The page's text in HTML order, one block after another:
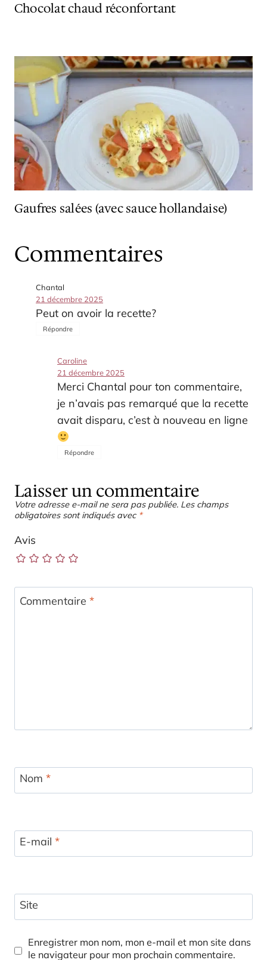
Chocolat chaud réconfortant
Gaufres salées (avec sauce hollandaise)
Commentaires
Chantal
21 décembre 2025
Peut on avoir la recette?
Répondre
Caroline
21 décembre 2025
Merci Chantal pour ton commentaire,
je n’avais pas remarqué que la recette
avait disparu, c’est à nouveau en ligne
Répondre
Laisser un commentaire
Votre adresse e-mail ne sera pas publiée. Les champs
obligatoires sont indiqués avec *
Avis
Commentaire *
Nom *
E-mail *
Site
Enregistrer mon nom, mon e-mail et mon site dans
le navigateur pour mon prochain commentaire.